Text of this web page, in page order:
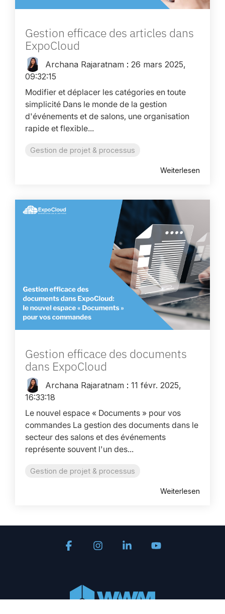
Gestion efficace des articles dans
ExpoCloud
Archana Rajaratnam : 26 mars 2025,
09:32:15
Modifier et déplacer les catégories en toute
simplicité Dans le monde de la gestion
d'événements et de salons, une organisation
rapide et flexible...
Gestion de projet & processus
Weiterlesen
Gestion efficace des documents
dans ExpoCloud
Archana Rajaratnam : 11 févr. 2025,
16:33:18
Le nouvel espace « Documents » pour vos
commandes La gestion des documents dans le
secteur des salons et des événements
représente souvent l'un des...
Gestion de projet & processus
Weiterlesen
FacebookInstagramLinkedin